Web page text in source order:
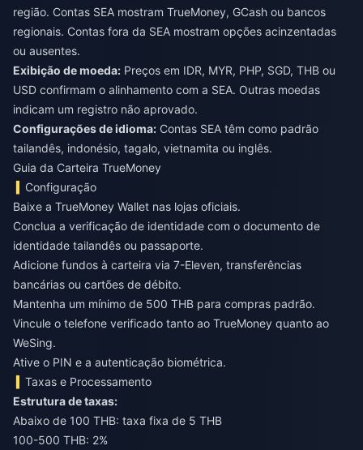
região. Contas SEA mostram TrueMoney, GCash ou bancos
regionais. Contas fora da SEA mostram opções acinzentadas
ou ausentes.
Exibição de moeda: Preços em IDR, MYR, PHP, SGD, THB ou
USD confirmam o alinhamento com a SEA. Outras moedas
indicam um registro não aprovado.
Configurações de idioma: Contas SEA têm como padrão
tailandês, indonésio, tagalo, vietnamita ou inglês.
Guia da Carteira TrueMoney
Configuração
Baixe a TrueMoney Wallet nas lojas oficiais.
Conclua a verificação de identidade com o documento de
identidade tailandês ou passaporte.
Adicione fundos à carteira via 7-Eleven, transferências
bancárias ou cartões de débito.
Mantenha um mínimo de 500 THB para compras padrão.
Vincule o telefone verificado tanto ao TrueMoney quanto ao
WeSing.
Ative o PIN e a autenticação biométrica.
Taxas e Processamento
Estrutura de taxas:
Abaixo de 100 THB: taxa fixa de 5 THB
100-500 THB: 2%